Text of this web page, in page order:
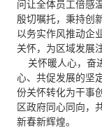
问让全体员工倍感
殷切嘱托，秉持创
以务实作风推动企
关怀，为区域发展
关怀暖人心，奋
心、共促发展的坚
份关怀转化为干事
区政府同心同向，
新春新辉煌。